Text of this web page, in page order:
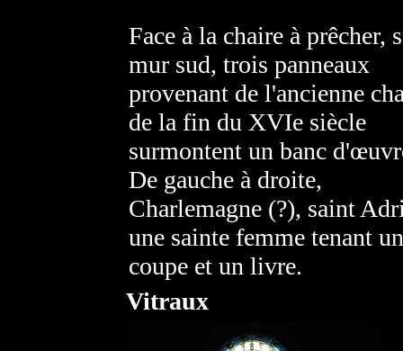
Face à la chaire à prêcher,
mur sud, trois panneaux
provenant de l'ancienne
de la fin du XVIe siècle
surmontent un banc
De gauche à droite,
Charlemagne (?), saint
une sainte femme tenant
coupe et un livre.
Vitraux